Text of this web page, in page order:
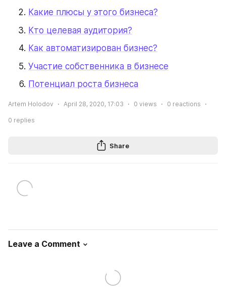
Какие плюсы у этого бизнеса?
Кто целевая аудитория?
Как автоматизирован бизнес?
Участие собственника в бизнесе
Потенциал роста бизнеса
Artem Holodov April 28, 2020, 17:03 0 views 0 reactions
0 replies
Share
Leave a Comment